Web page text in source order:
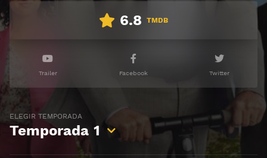
6.8 TMDB
Trailer Facebook Twitter
ELEGIR TEMPORADA
Temporada 1